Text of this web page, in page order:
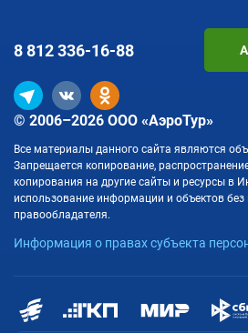
© 2006–2026 ООО «АэроТур»
Все материалы данного сайта являются
Запрещается копирование,
копирования на другие сайты и ресурсы в
использование информации и объектов без
правообладателя.
Информация о правах субъекта
8 812336-16-88